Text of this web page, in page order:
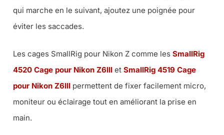
qui marche en le suivant, ajoutez une poignée pour
éviter les saccades.
Les cages SmallRig pour Nikon Z comme les SmallRig
4520 Cage pour Nikon Z6III et SmallRig 4519 Cage
pour Nikon Z6III permettent de fixer facilement micro,
moniteur ou éclairage tout en améliorant la prise en
main.